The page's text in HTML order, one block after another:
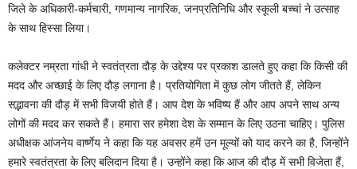
जिले के अधिकारी-कर्मचारी, गणमान्य नागरिक, जनप्रतिनिधि और स्कूली बच्चां ने उत्साह
के साथ हिस्सा लिया।
कलेक्टर नम्रता गांधी ने स्वतंत्रता दौड़ के उद्देश्य पर प्रकाश डालते हुए कहा कि किसी की
मदद और अच्छाई के लिए दौड़ लगाना है। प्रतियोगिता में कुछ लोग जीतते हैं, लेकिन
सद्भावना की दौड़ में सभी विजयी होते हैं। आप देश के भविष्य हैं और आप अपने साथ अन्य
लोगों की मदद कर सकते हैं। हमारा सर हमेशा देश के सम्मान के लिए उठना चाहिए। पुलिस
अधीक्षक आंजनेय वार्ष्णेय ने कहा कि यह अवसर हमें उन मूल्यों को याद करने का है, जिन्होंने
हमारे स्वतंत्रता के लिए बलिदान दिया है। उन्होंने कहा कि आज की दौड़ में सभी विजेता हैं,